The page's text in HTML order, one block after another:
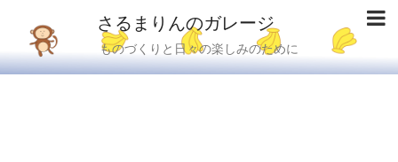
さるまりんのガレージ
ものづくりと日々の楽しみのために